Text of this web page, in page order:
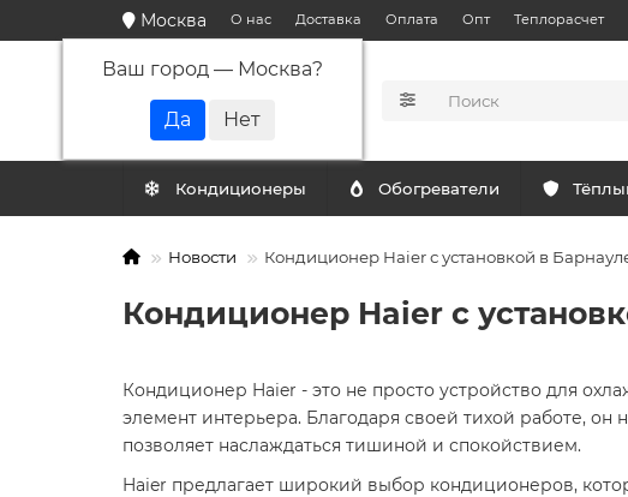
Москва
Ваш город — Москва?
О нас Доставка Оплата Опт Теплорасчет
Кондиционеры Обогреватели
Новости Кондиционер Haier с установкой в
Кондиционер Haier с
Кондиционер Haier - это не просто устройство для
элемент интерьера. Благодаря своей тихой работе, он
позволяет наслаждаться тишиной и спокойствием.
Haier предлагает широкий выбор кондиционеров,